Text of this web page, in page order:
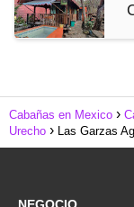
Cabañas en Mexico
Urecho
Las Garzas